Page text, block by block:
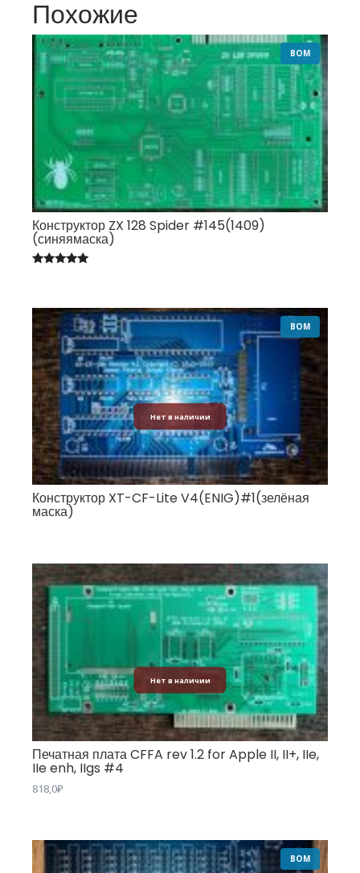
Похожие
BOM
Конструктор ZX 128 Spider #145(1409)
(синяямаска)
BOM
Нет в наличии
Конструктор XT-CF-Lite V4(ENIG)#1(зелёная
маска)
Нет в наличии
Печатная плата CFFA rev 1.2 for Apple II, II+, IIe,
IIe enh, IIgs #4
818,0₽
BOM